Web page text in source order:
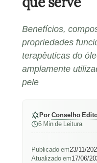
Benefícios,
propriedades
terapêuticas do
amplamente
pele
PorConselho
6 Min de Leitura
Publicado em23/11/
Atualizado em17/06/